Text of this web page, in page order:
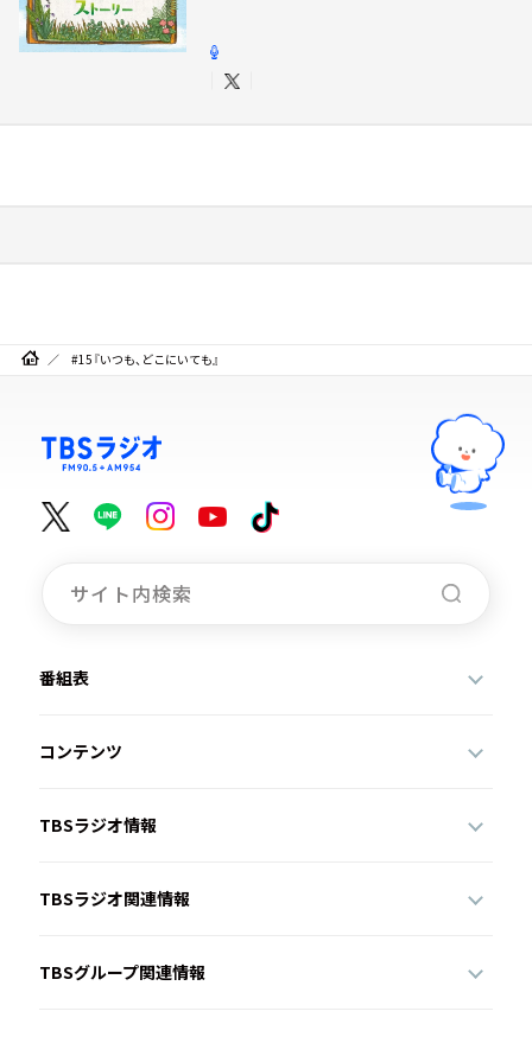
#15『いつも、どこにいても』
番組表
コンテンツ
TBSラジオ情報
TBSラジオ関連情報
TBSグループ関連情報